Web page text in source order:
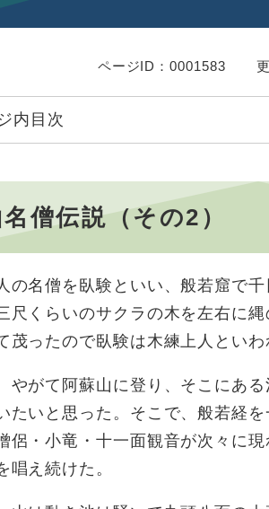
ページID：0001583
内目次
僧伝説（その2）
名僧を臥験といい、般若窟で
尺くらいのサクラの木を左右に
茂ったので臥験は木練上人といわ
がて阿蘇山に登り、そこにあ
たいと思った。そこで、般若経
侶・小竜・十一面観音が次々に
唱え続けた。